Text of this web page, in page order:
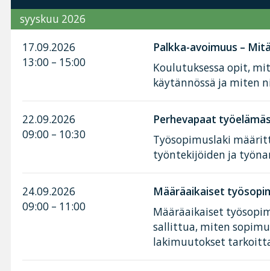
syyskuu 2026
17.09.2026
13:00 – 15:00
Palkka-avoimuus –
Koulutuksessa opit,
käytännössä ja miten
22.09.2026
09:00 – 10:30
Perhevapaat
Työsopimuslaki
työntekijöiden ja
24.09.2026
09:00 – 11:00
Määräaikaiset
Määräaikaiset
sallittua, miten
lakimuutokset